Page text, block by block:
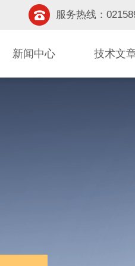
服务热线：
新闻中心 技术文